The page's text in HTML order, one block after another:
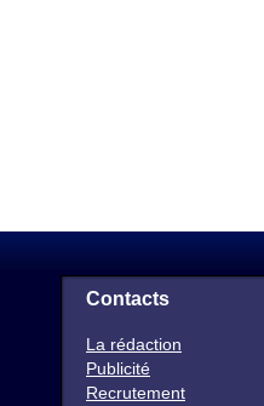
Contacts
La rédaction
Publicité
Recrutement